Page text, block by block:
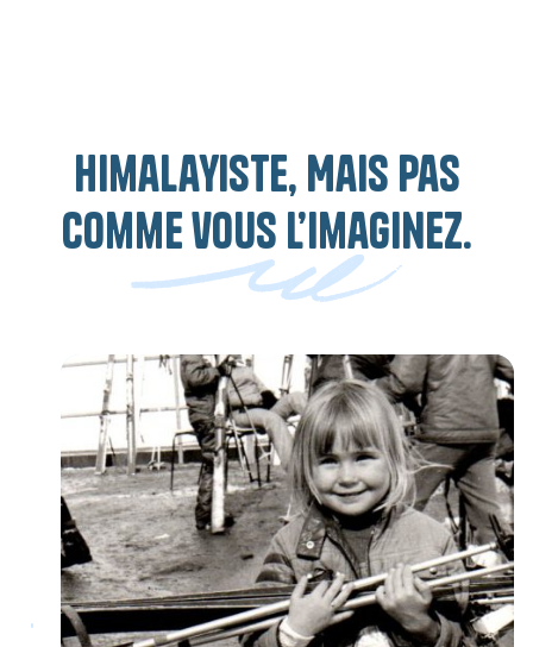
Himalayiste, Mais pas
comme vous l’imaginez.